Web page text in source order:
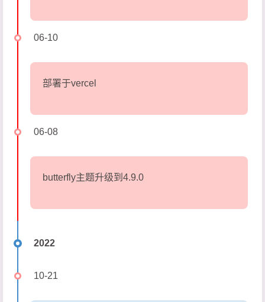
06-10
部署于vercel
06-08
butterfly主题升级到4.9.0
2022
10-21